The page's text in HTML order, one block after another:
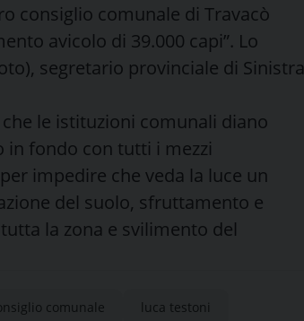
consiglio comunale di Travacò
avicolo di 39.000 capi”. Lo
segretario provinciale di Sinistra
le istituzioni comunali diano
fondo con tutti i mezzi
impedire che veda la luce un
del suolo, sfruttamento e
la zona e svilimento del
comunale luca testoni